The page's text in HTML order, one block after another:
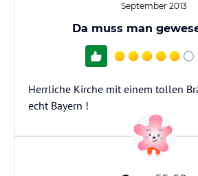
September 2013
Da muss man
Herrliche Kirche mit einem tollen
echt Bayern !